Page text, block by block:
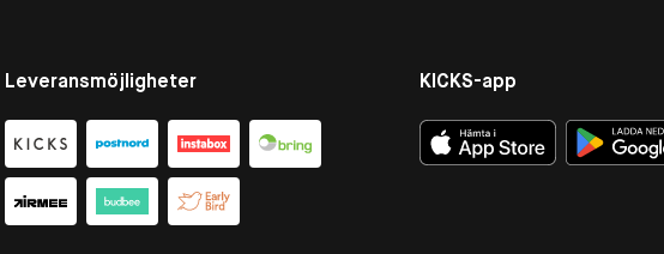
Leveransmöjligheter KICKS-app